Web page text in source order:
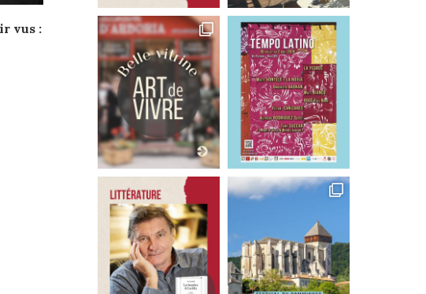
vus :
Les Minions font leur cinéma
3 août 2026
Good Bye Wolfgang !
1 août 2026